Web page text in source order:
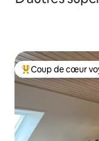
Coup de cœur
Coup de cœur